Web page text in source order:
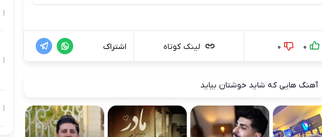
0
0 لینک کوتاه اشتراک
آهنگ هایی که شاید خوشتان بیاید